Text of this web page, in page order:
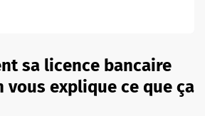
sa licence bancaire
vous explique ce que ça